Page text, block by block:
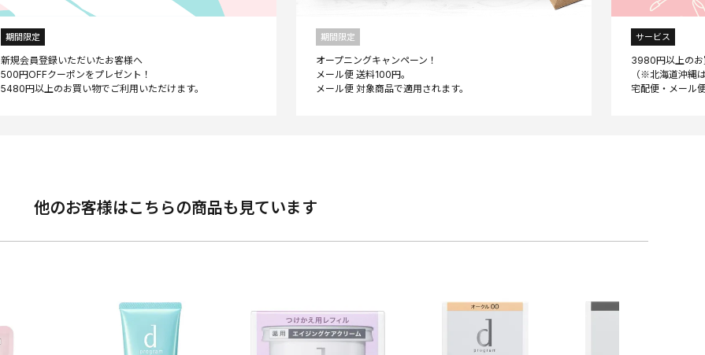
期間限定
新規会員登録いただいたお客様へ
500円OFFクーポンをプレゼント！
期間限定
オープニングキャンペーン！
メール便 送料100円。
サービス
3980円以上のお
（※北海道沖縄
他のお客様はこちらの商品も見ています